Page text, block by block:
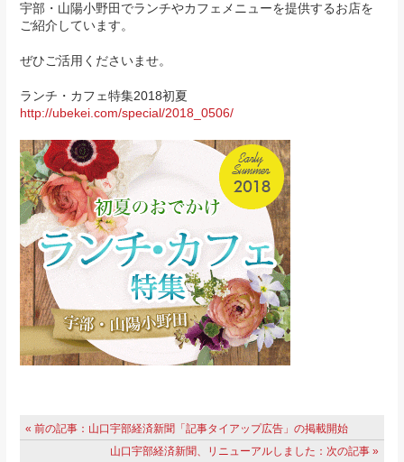
宇部・山陽小野田でランチやカフェメニューを提供するお店を
ご紹介しています。
ぜひご活用くださいませ。
ランチ・カフェ特集2018初夏
http://ubekei.com/special/2018_0506/
« 前の記事：山口宇部経済新聞「記事タイアップ広告」の掲載開始
山口宇部経済新聞、リニューアルしました：次の記事 »